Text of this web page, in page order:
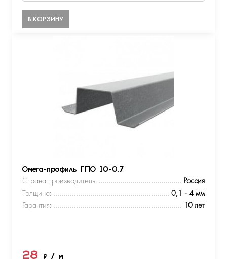
В КОРЗИНУ
Омега-профиль ГПО 10-0.7
Страна производитель:
Россия
Толщина:
0,1 - 4 мм
Гарантия:
10 лет
28 ₽ / м